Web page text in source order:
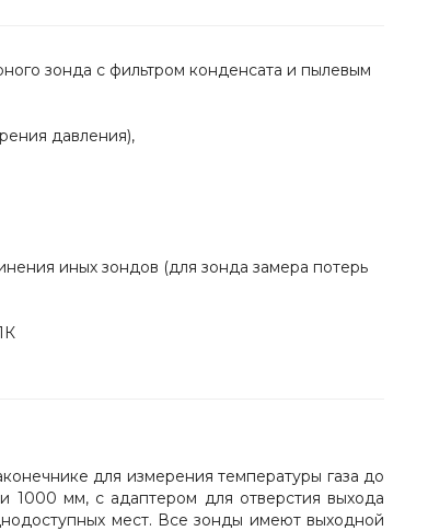
зонда с фильтром конденсата и пылевым
давления),
иных зондов (для зонда замера потерь
для измерения температуры газа до
мм, с адаптером для отверстия выхода
мест. Все зонды имеют выходной